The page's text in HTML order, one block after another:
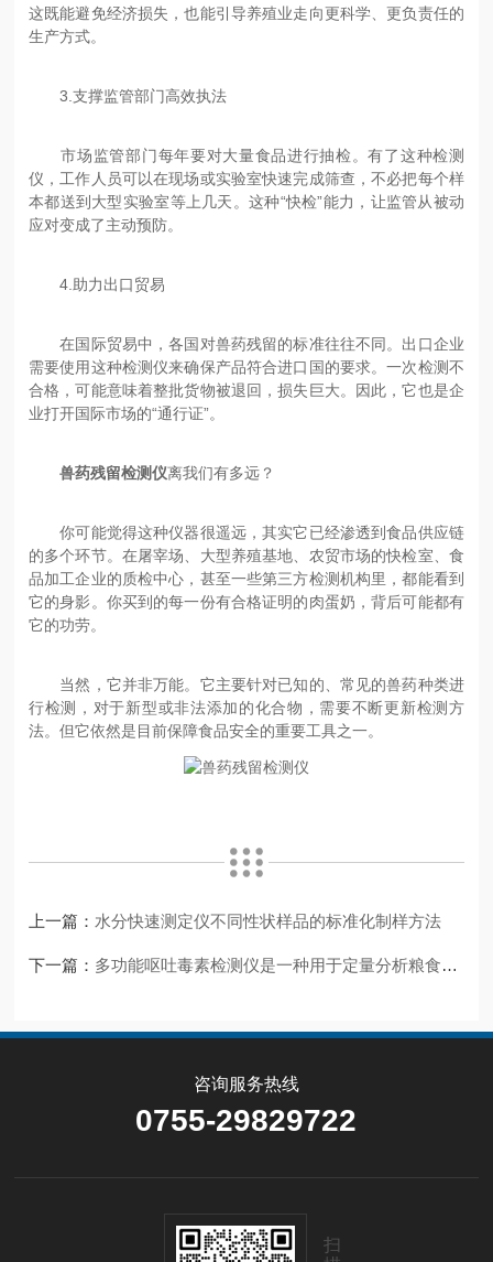
这既能避免经济损失，也能引导养殖业走向更科学、更负责任的
生产方式。
3.支撑监管部门高效执法
市场监管部门每年要对大量食品进行抽检。有了这种检测
仪，工作人员可以在现场或实验室快速完成筛查，不必把每个样
本都送到大型实验室等上几天。这种“快检”能力，让监管从被动
应对变成了主动预防。
4.助力出口贸易
在国际贸易中，各国对兽药残留的标准往往不同。出口企业
需要使用这种检测仪来确保产品符合进口国的要求。一次检测不
合格，可能意味着整批货物被退回，损失巨大。因此，它也是企
业打开国际市场的“通行证”。
兽药残留检测仪离我们有多远？
你可能觉得这种仪器很遥远，其实它已经渗透到食品供应链
的多个环节。在屠宰场、大型养殖基地、农贸市场的快检室、食
品加工企业的质检中心，甚至一些第三方检测机构里，都能看到
它的身影。你买到的每一份有合格证明的肉蛋奶，背后可能都有
它的功劳。
当然，它并非万能。它主要针对已知的、常见的兽药种类进
行检测，对于新型或非法添加的化合物，需要不断更新检测方
法。但它依然是目前保障食品安全的重要工具之一。
上一篇： 水分快速测定仪不同性状样品的标准化制样方法
下一篇： 多功能呕吐毒素检测仪是一种用于定量分析粮食毒素残留量的仪器
咨询服务热线
0755-29829722
扫